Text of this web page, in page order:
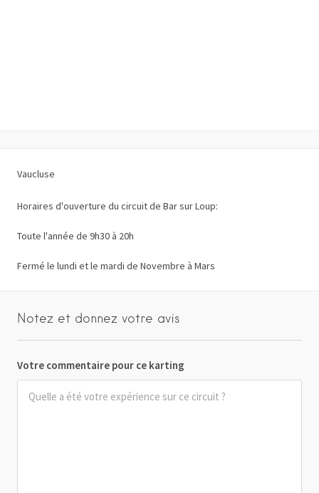
Vaucluse
Horaires d'ouverture du circuit de Bar sur Loup:
Toute l'année de 9h30 à 20h
Fermé le lundi et le mardi de Novembre à Mars
Notez et donnez votre avis
Votre commentaire pour ce karting